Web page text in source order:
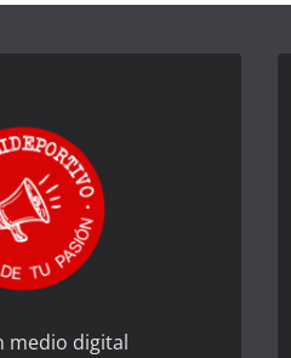
medio digital